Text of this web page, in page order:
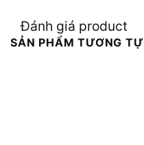
Đánh giá product
SẢN PHẨM TƯƠNG TỰ